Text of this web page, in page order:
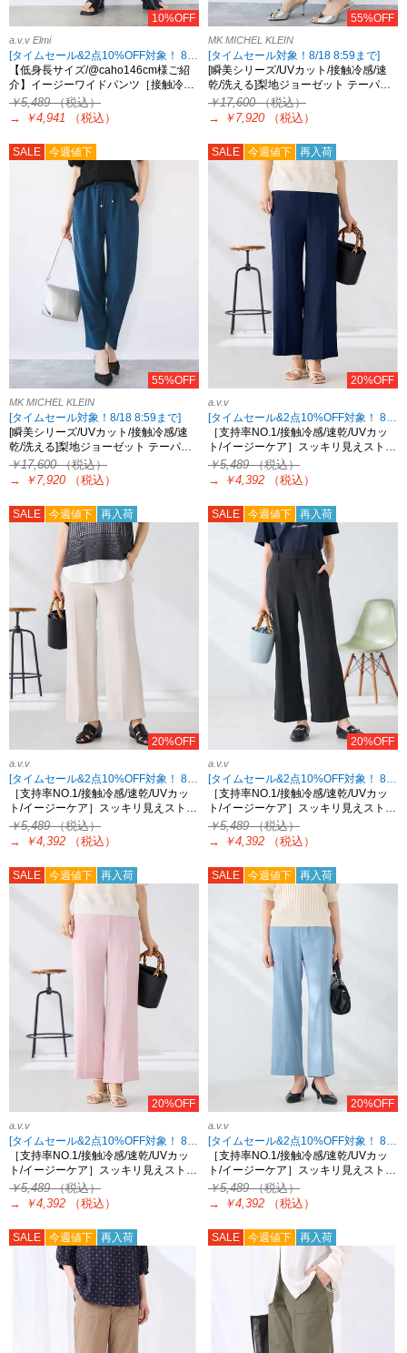
10%OFF
a.v.v Elmi
【低身長サイズ/@caho146cm様ご紹
介】イージーワイドパンツ［接触冷…
￥5,489（税込）
→
￥4,941 （税込）
55%OFF
MK MICHEL KLEIN
[タイムセール対象！8/18 8:59まで]
[瞬美シリーズ/UVカット/接触冷感/速
乾/洗える]梨地ジョーゼット テーパ…
￥17,600（税込）
→
￥7,920 （税込）
SALE 今週値下
55%OFF
MK MICHEL KLEIN
[タイムセール対象！8/18 8:59まで]
[瞬美シリーズ/UVカット/接触冷感/速
乾/洗える]梨地ジョーゼット テーパ…
￥17,600（税込）
→
￥7,920 （税込）
SALE 今週値下 再入荷
20%OFF
a.v.v
［支持率NO.1/接触冷感/速乾/UVカッ
ト/イージーケア］スッキリ見えスト…
￥5,489（税込）
→
￥4,392 （税込）
SALE 今週値下 再入荷
20%OFF
a.v.v
[タイムセール&2点10%OFF対象！ 8/18 8:59まで]
［支持率NO.1/接触冷感/速乾/UVカッ
ト/イージーケア］スッキリ見えスト…
￥5,489（税込）
→
￥4,392 （税込）
SALE 今週値下 再入荷
20%OFF
a.v.v
[タイムセール&2点10%OFF対象！ 8/18 8:59まで]
［支持率NO.1/接触冷感/速乾/UVカッ
ト/イージーケア］スッキリ見えスト…
￥5,489（税込）
→
￥4,392 （税込）
SALE 今週値下 再入荷
20%OFF
a.v.v
[タイムセール&2点10%OFF対象！ 8/18 8:59まで]
［支持率NO.1/接触冷感/速乾/UVカッ
ト/イージーケア］スッキリ見えスト…
￥5,489（税込）
→
￥4,392 （税込）
SALE 今週値下 再入荷
20%OFF
a.v.v
[タイムセール&2点10%OFF対象！ 8/18 8:59まで]
［支持率NO.1/接触冷感/速乾/UVカッ
ト/イージーケア］スッキリ見えスト…
￥5,489（税込）
→
￥4,392 （税込）
SALE 今週値下 再入荷 SALE 今週値下 再入荷